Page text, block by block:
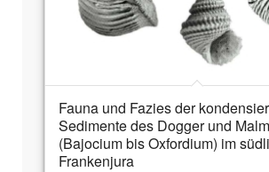
Fauna und Fazies der
Sedimente des Dogger und Malm
(Bajocium bis Oxfordium) im
Frankenjura